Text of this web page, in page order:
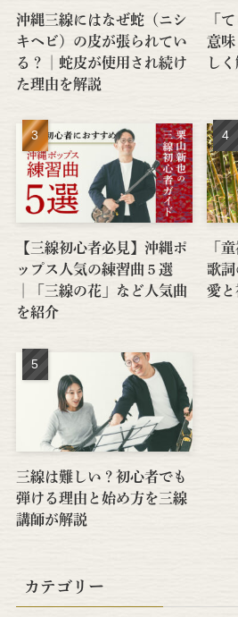
沖縄三線にはなぜ蛇（ニシ
キヘビ）の皮が張られてい
る？│蛇皮が使用され続け
た理由を解説
「
意味
し
【三線初心者必見】沖縄ポ
ップス人気の練習曲５選
│「三線の花」など人気曲
を紹介
「
歌詞
愛と
三線は難しい？初心者でも
弾ける理由と始め方を三線
講師が解説
カテゴリー